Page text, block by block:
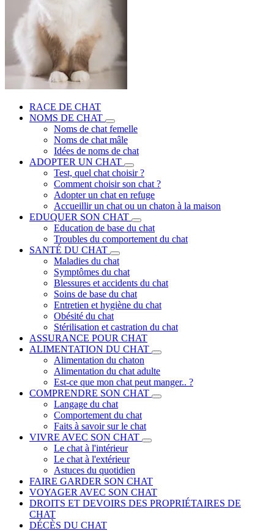
RACE DE CHAT
NOMS DE CHAT
Noms de chat femelle
Noms de chat mâle
Idées de noms de chat
ADOPTER UN CHAT
Test, quel chat choisir ?
Comment choisir son chat ?
Adopter un chat en refuge
Accueillir un chat ou un chaton à la maison
EDUQUER SON CHAT
Education de base du chat
Troubles du comportement du chat
SANTÉ DU CHAT
Maladies du chat
Symptômes du chat
Blessures et accidents du chat
Soins de base du chat
Entretien et hygiène du chat
Obésité du chat
Stérilisation et castration du chat
ASSURANCE POUR CHAT
ALIMENTATION DU CHAT
Alimentation du chaton
Alimentation du chat adulte
Est-ce que mon chat peut manger.. ?
COMPRENDRE SON CHAT
Langage du chat
Comportement du chat
Faits à savoir sur le chat
VIVRE AVEC SON CHAT
Le chat à l'intérieur
Le chat à l'extérieur
Astuces du quotidien
FAIRE GARDER SON CHAT
VOYAGER AVEC SON CHAT
DROITS ET DEVOIRS DES PROPRIÉTAIRES DE
CHAT
DÉCÈS DU CHAT